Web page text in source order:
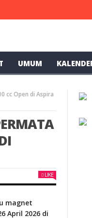
Raih Tiga Podium di
UMUM
cc Open di Aspira
LIKE
magnet
April 2026 di